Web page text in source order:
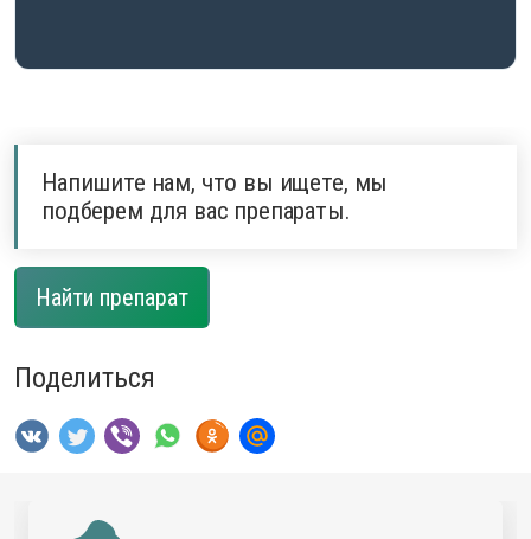
Напишите нам, что вы ищете, мы
подберем для вас препараты.
Найти препарат
Поделиться